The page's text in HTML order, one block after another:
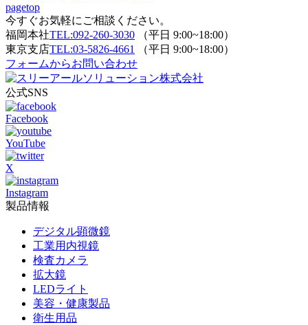
pagetop
今すぐお気軽にご相談ください。
福岡本社TEL:092-260-3030 （平日 9:00~18:00）
東京支店TEL:03-5826-4661
（平日 9:00~18:00）
フォームからお問い合わせ
公式SNS
Facebook
YouTube
X
Instagram
製品情報
デジタル顕微鏡
工業用内視鏡
検査カメラ
拡大鏡
LEDライト
美容・健康製品
衛生用品